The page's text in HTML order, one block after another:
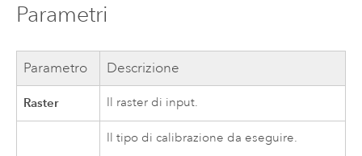
Parametri
Parametro Descrizione
Raster Il raster di input.
Il tipo di calibrazione da eseguire.